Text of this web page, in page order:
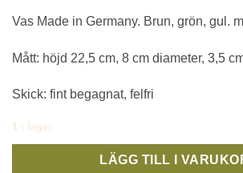
Vas Made in Germany. Brun, grön, gul.
Mått: höjd 22,5 cm, 8 cm diameter, 3,5
Skick: fint begagnat, felfri
1 i lager
LÄGG TILL I